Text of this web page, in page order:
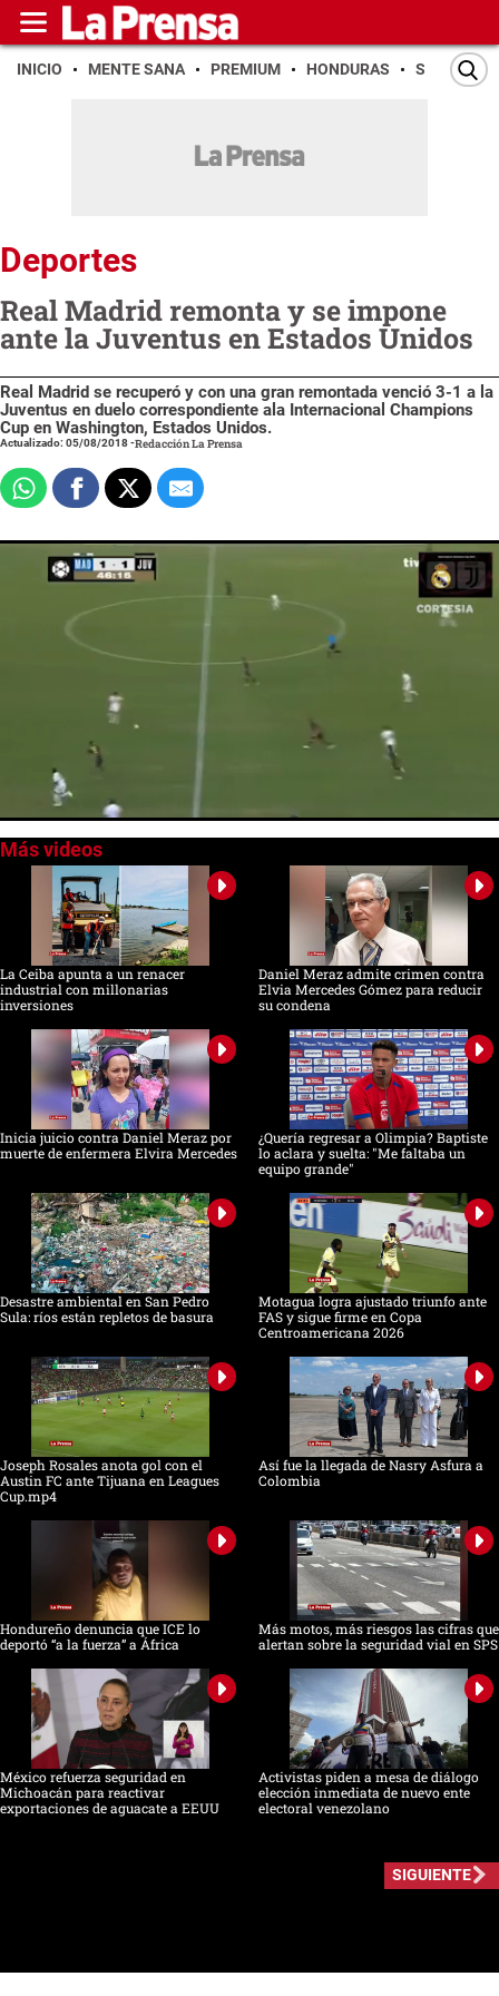
INICIO MENTE SANA PREMIUM HONDURAS SAN PEDRO
Deportes
Real Madrid remonta y se impone
ante la Juventus en Estados Unidos
Real Madrid se recuperó y con una gran remontada venció 3-1 a la
Juventus en duelo correspondiente ala Internacional Champions
Cup en Washington, Estados Unidos.
Actualizado: 05/08/2018-Redacción La Prensa
seconds
seconds
La Ceiba apunta a un renacer
industrial con millonarias
inversiones
Daniel Meraz admite crimen contra
Elvia Mercedes Gómez para reducir
su condena
Inicia juicio contra Daniel Meraz por
muerte de enfermera Elvira Mercedes
¿Quería regresar a Olimpia? Baptiste
lo aclara y suelta: "Me faltaba un
equipo grande"
Desastre ambiental en San Pedro
Sula: ríos están repletos de basura
Motagua logra ajustado triunfo ante
FAS y sigue firme en Copa
Centroamericana 2026
Joseph Rosales anota gol con el
Austin FC ante Tijuana en Leagues
Cup.mp4
Así fue la llegada de Nasry Asfura a
Colombia
Hondureño denuncia que ICE lo
deportó “a la fuerza” a África
Más motos, más riesgos las cifras que
alertan sobre la seguridad vial en SPS
México refuerza seguridad en
Michoacán para reactivar
exportaciones de aguacate a EEUU
Activistas piden a mesa de diálogo
elección inmediata de nuevo ente
electoral venezolano
SIGUIENTE